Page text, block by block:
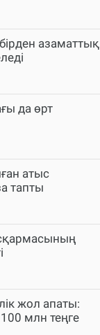
азаматтық
да өрт
атыс
тапты
жол апаты:
млн теңге